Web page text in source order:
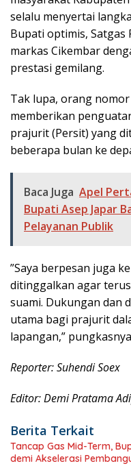
selalu menyertai
Bupati optimis, Satgas
markas Cikembar
prestasi gemilang.
​Tak lupa, orang
memberikan
prajurit (Persit) yang
beberapa bulan ke
Baca Juga Apel
Bupati Asep Japar
Pelayanan Publik
​”Saya berpesan juga
ditinggalkan agar
suami. Dukungan dan
utama bagi prajurit
lapangan,”
Reporter: Suhendi Soex
Editor: Demi Pratama
Berita Terkait
Tancap Gas Mid-Term,
demi Akselerasi